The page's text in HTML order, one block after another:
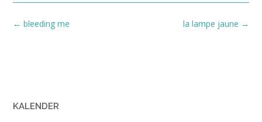
Post
la lampe jaune →
← bleeding me
KALENDER